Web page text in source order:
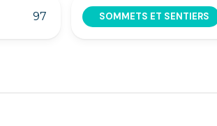
97 SOMMETS ET SENTIERS